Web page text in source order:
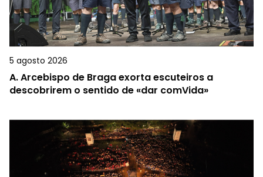
5 agosto 2026
A.Arcebispo de Braga exorta escuteiros a
descobrirem o sentido de «dar comVida»